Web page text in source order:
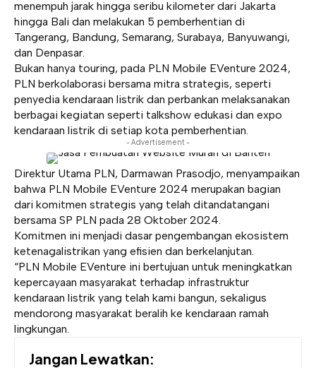
menempuh jarak hingga seribu kilometer dari Jakarta
hingga Bali dan melakukan 5 pemberhentian di
Tangerang, Bandung, Semarang, Surabaya, Banyuwangi,
dan Denpasar.
Bukan hanya touring, pada PLN Mobile EVenture 2024,
PLN berkolaborasi bersama mitra strategis, seperti
penyedia kendaraan listrik dan perbankan melaksanakan
berbagai kegiatan seperti talkshow edukasi dan expo
kendaraan listrik di setiap kota pemberhentian.
- Advertisement -
Direktur Utama PLN, Darmawan Prasodjo, menyampaikan
bahwa PLN Mobile EVenture 2024 merupakan bagian
dari komitmen strategis yang telah ditandatangani
bersama SP PLN pada 28 Oktober 2024.
Komitmen ini menjadi dasar pengembangan ekosistem
ketenagalistrikan yang efisien dan berkelanjutan.
“PLN Mobile EVenture ini bertujuan untuk meningkatkan
kepercayaan masyarakat terhadap infrastruktur
kendaraan listrik yang telah kami bangun, sekaligus
mendorong masyarakat beralih ke kendaraan ramah
lingkungan.
Jangan Lewatkan: